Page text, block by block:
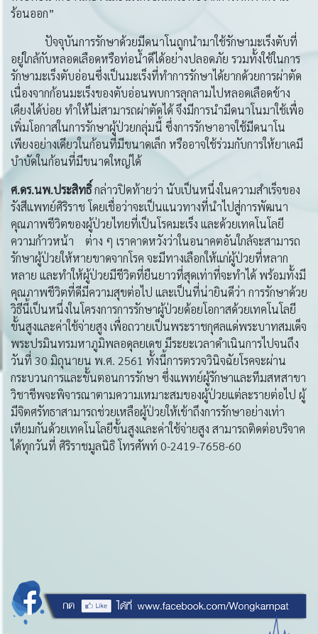
ร้อนออก”
ปัจจุบันการรักษาด้วยมีดนาโนถูกนำมาใช้รักษามะเร็งตับที่
อยู่ใกล้กับหลอดเลือดหรือท่อน้ำดีได้อย่างปลอดภัย รวมทั้งใช้ในการ
รักษามะเร็งตับอ่อนซึ่งเป็นมะเร็งที่ทำการรักษาได้ยากด้วยการผ่าตัด
เนื่องจากก้อนมะเร็งของตับอ่อนพบการลุกลามไปหลอดเลือดข้าง
เคียงได้บ่อย ทำให้ไม่สามารถผ่าตัดได้ จึงมีการนำมีดนาโนมาใช้เพื่อ
เพิ่มโอกาสในการรักษาผู้ป่วยกลุ่มนี้ ซึ่งการรักษาอาจใช้มีดนาโน
เพียงอย่างเดียวในก้อนที่มีขนาดเล็ก หรืออาจใช้ร่วมกับการให้ยาเคมี
บำบัดในก้อนที่มีขนาดใหญ่ได้
ศ.ดร.นพ.ประสิทธิ์กล่าวปิดท้ายว่า นับเป็นหนึ่งในความสำเร็จของ
รังสีแพทย์ศิริราช โดยเชื่อว่าจะเป็นแนวทางที่นำไปสู่การพัฒนา
คุณภาพชีวิตของผู้ป่วยไทยที่เป็นโรคมะเร็ง และด้วยเทคโนโลยี
ความก้าวหน้า ต่าง ๆ เราคาดหวังว่าในอนาคตอันใกล้จะสามารถ
รักษาผู้ป่วยให้หายขาดจากโรค จะมีทางเลือกให้แก่ผู้ป่วยที่หลาก
หลาย และทำให้ผู้ป่วยมีชีวิตที่ยืนยาวที่สุดเท่าที่จะทำได้ พร้อมทั้งมี
คุณภาพชีวิตที่ดีมีความสุขต่อไป และเป็นที่น่ายินดีว่า การรักษาด้วย
วิธีนี้เป็นหนึ่งในโครงการการรักษาผู้ป่วยด้อยโอกาสด้วยเทคโนโลยี
ขั้นสูงและค่าใช้จ่ายสูง เพื่อถวายเป็นพระราชกุศลแด่พระบาทสมเด็จ
พระปรมินทรมหาภูมิพลอดุลยเดช มีระยะเวลาดำเนินการไปจนถึง
วันที่ 30 มิถุนายน พ.ศ. 2561 ทั้งนี้การตรวจวินิจฉัยโรคจะผ่าน
กระบวนการและขั้นตอนการรักษา ซึ่งแพทย์ผู้รักษาและทีมสหสาขา
วิชาชีพจะพิจารณาตามความเหมาะสมของผู้ป่วยแต่ละรายต่อไป ผู้
มีจิตศรัทธาสามารถช่วยเหลือผู้ป่วยให้เข้าถึงการรักษาอย่างเท่า
เทียมกันด้วยเทคโนโลยีขั้นสูงและค่าใช้จ่ายสูง สามารถติดต่อบริจาค
ได้ทุกวันที่ ศิริราชมูลนิธิ โทรศัพท์ 0-2419-7658-60